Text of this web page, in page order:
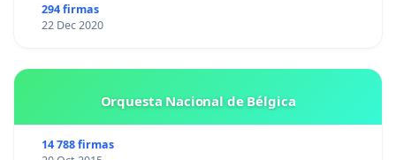
294 firmas
22 Dec 2020
Orquesta Nacional de Bélgica
14 788 firmas